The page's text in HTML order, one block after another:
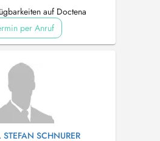
auf Doctena
per Anruf
SCHNURER